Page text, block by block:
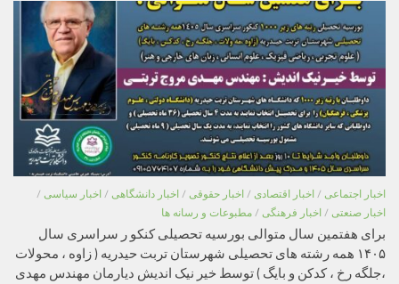
اخبار اجتماعی / اخبار اقتصادی / اخبار حقوقی / اخبار دانشگاهی / اخبار سیاسی /
اخبار صنعتی / اخبار فرهنگی / مطبوعات و رسانه ها
برای هفتمین سال متوالی بورسیه تحصیلی کنکو ر سراسری سال
۱۴۰۵ همه رشته های تحصیلی شهرستان تربت حیدریه ( زاوه ، محولات
،جلگه رخ ، کدکن و بایگ ) توسط خیر نیک اندیش دیارمان مهندس مهدی